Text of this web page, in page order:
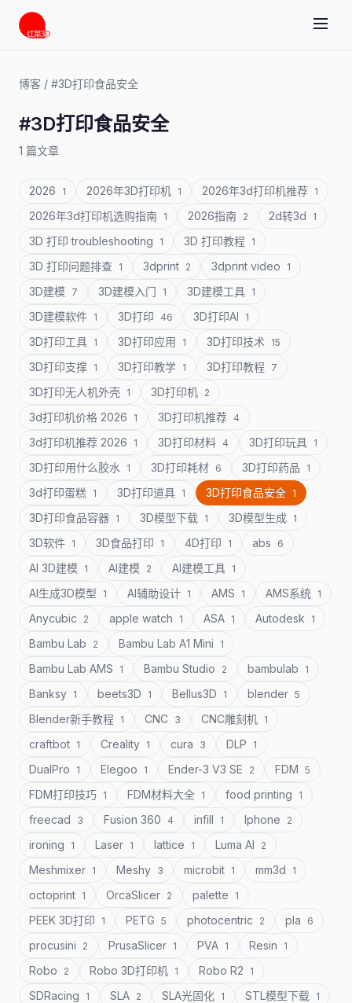
博客 / #3D打印食品安全
#3D打印食品安全
1 篇文章
2026 1 2026年3D打印机 1 2026年3d打印机推荐 1
2026年3d打印机选购指南 1 2026指南 2 2d转3d 1
3D 打印 troubleshooting 1 3D 打印教程 1
3D 打印问题排查 1 3dprint 2 3dprint video 1
3D建模 7 3D建模入门 1 3D建模工具 1
3D建模软件 1 3D打印 46 3D打印AI 1
3D打印工具 1 3D打印应用 1 3D打印技术 15
3D打印支撑 1 3D打印教学 1 3D打印教程 7
3D打印无人机外壳 1 3D打印机 2
3d打印机价格 2026 1 3D打印机推荐 4
3d打印机推荐 2026 1 3D打印材料 4 3D打印玩具 1
3D打印用什么胶水 1 3D打印耗材 6 3D打印药品 1
3d打印蛋糕 1 3D打印道具 1 3D打印食品安全 1
3D打印食品容器 1 3D模型下载 1 3D模型生成 1
3D软件 1 3D食品打印 1 4D打印 1 abs 6
AI 3D建模 1 AI建模 2 AI建模工具 1
AI生成3D模型 1 AI辅助设计 1 AMS 1 AMS系统 1
Anycubic 2 apple watch 1 ASA 1 Autodesk 1
Bambu Lab 2 Bambu Lab A1 Mini 1
Bambu Lab AMS 1 Bambu Studio 2 bambulab 1
Banksy 1 beets3D 1 Bellus3D 1 blender 5
Blender新手教程 1 CNC 3 CNC雕刻机 1
craftbot 1 Creality 1 cura 3 DLP 1
DualPro 1 Elegoo 1 Ender-3 V3 SE 2 FDM 5
FDM打印技巧 1 FDM材料大全 1 food printing 1
freecad 3 Fusion 360 4 infill 1 Iphone 2
ironing 1 Laser 1 lattice 1 Luma AI 2
Meshmixer 1 Meshy 3 microbit 1 mm3d 1
octoprint 1 OrcaSlicer 2 palette 1
PEEK 3D打印 1 PETG 5 photocentric 2 pla 6
procusini 2 PrusaSlicer 1 PVA 1 Resin 1
Robo 2 Robo 3D打印机 1 Robo R2 1
SDRacing 1 SLA 2 SLA光固化 1 STL模型下载 1